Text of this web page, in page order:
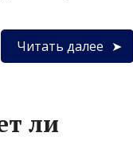
Читать далее
ли